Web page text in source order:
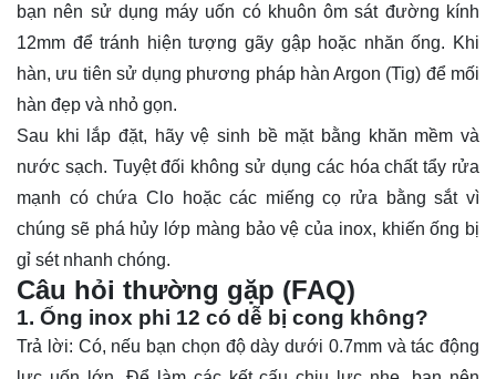
bạn nên sử dụng máy uốn có khuôn ôm sát đường kính
12mm để tránh hiện tượng gãy gập hoặc nhăn ống. Khi
hàn, ưu tiên sử dụng phương pháp hàn Argon (Tig) để mối
hàn đẹp và nhỏ gọn.
Sau khi lắp đặt, hãy vệ sinh bề mặt bằng khăn mềm và
nước sạch. Tuyệt đối không sử dụng các hóa chất tẩy rửa
mạnh có chứa Clo hoặc các miếng cọ rửa bằng sắt vì
chúng sẽ phá hủy lớp màng bảo vệ của inox, khiến ống bị
gỉ sét nhanh chóng.
Câu hỏi thường gặp (FAQ)
1. Ống inox phi 12 có dễ bị cong không?
Trả lời: Có, nếu bạn chọn độ dày dưới 0.7mm và tác động